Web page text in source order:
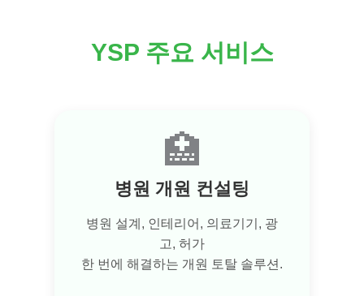
YSP 주요 서비스
🏥
병원 개원 컨설팅
병원 설계, 인테리어, 의료기기, 광
고, 허가
한 번에 해결하는 개원 토탈 솔루션.